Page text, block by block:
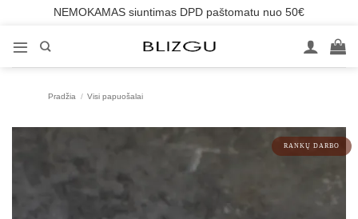
NEMOKAMAS siuntimas DPD paštomatu nuo 50€
content
Pradžia / Visi papuošalai
RANKŲ DARBO